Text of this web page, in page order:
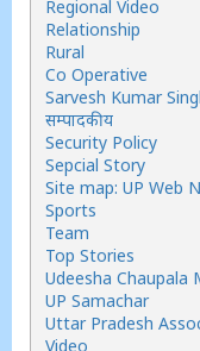
Regional Video
Relationship
Rural
Co Operative
Sarvesh Kumar
सम्पादकीय
Security Policy
Sepcial Story
Site map: UP Web
Sports
Team
Top Stories
Udeesha Chaupala
UP Samachar
Uttar Pradesh
Video